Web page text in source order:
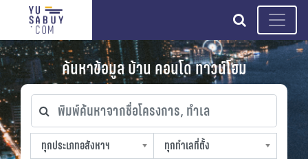
search
ค้นหาข้อมูล บ้าน คอนโด ทาวน์โฮม
พิมพ์ค้นหาจากชื่อโครงการ, ทำเล
ทุกประเภทอสังหาฯ
ทุกประเภทอสังหาฯ
ทุกทำเลที่ตั้ง
ทุกทำเลที่ตั้ง